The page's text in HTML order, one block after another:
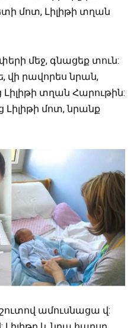
մոտ, Լիլիթի տղան
մեջ, գնացեք տուն:
վի րավորես նրան,
տղան Հարութին:
մոտ, նրանք
ամուսնացա վ: